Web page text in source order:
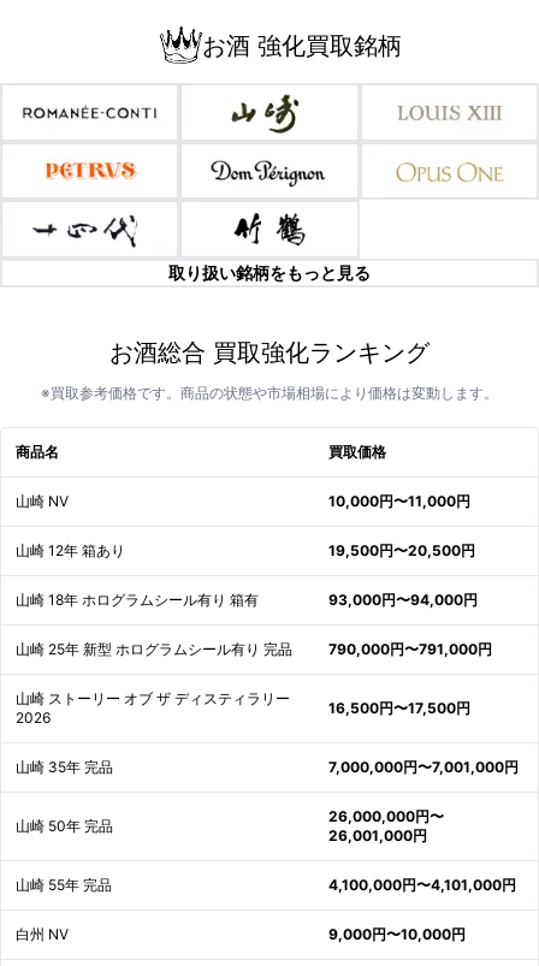
お酒 強化買取銘柄
取り扱い銘柄をもっと見る
お酒総合 買取強化ランキング
※買取参考価格です。商品の状態や市場相場により価格は変動します。
商品名 買取価格
山崎 NV 10,000円〜11,000円
山崎 12年 箱あり 19,500円〜20,500円
山崎 18年 ホログラムシール有り 箱有 93,000円〜94,000円
山崎 25年 新型 ホログラムシール有り 完品 790,000円〜791,000円
山崎 ストーリー オブ ザ ディスティラリー
2026
16,500円〜17,500円
山崎 35年 完品 7,000,000円〜7,001,000円
山崎 50年 完品
26,000,000円〜
26,001,000円
山崎 55年 完品 4,100,000円〜4,101,000円
白州 NV 9,000円〜10,000円